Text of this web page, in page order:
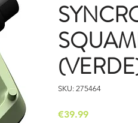
SKU: 275464
€39.99Price